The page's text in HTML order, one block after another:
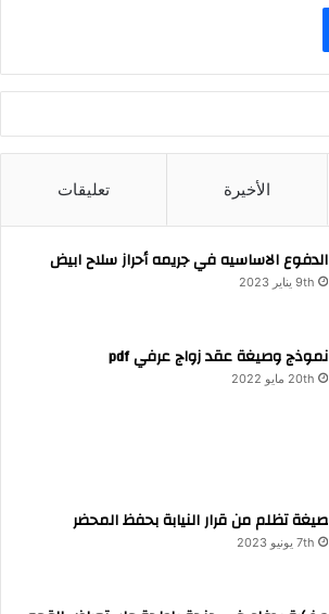
الأخيرة تعليقات
الدفوع الاساسيه في جريمه أحراز سلاح ابيض
9th يناير 2023
نموذج وصيغة عقد زواج عرفي pdf
20th مايو 2022
صيغة تظلم من قرار النيابة بحفظ المحضر
7th يونيو 2023